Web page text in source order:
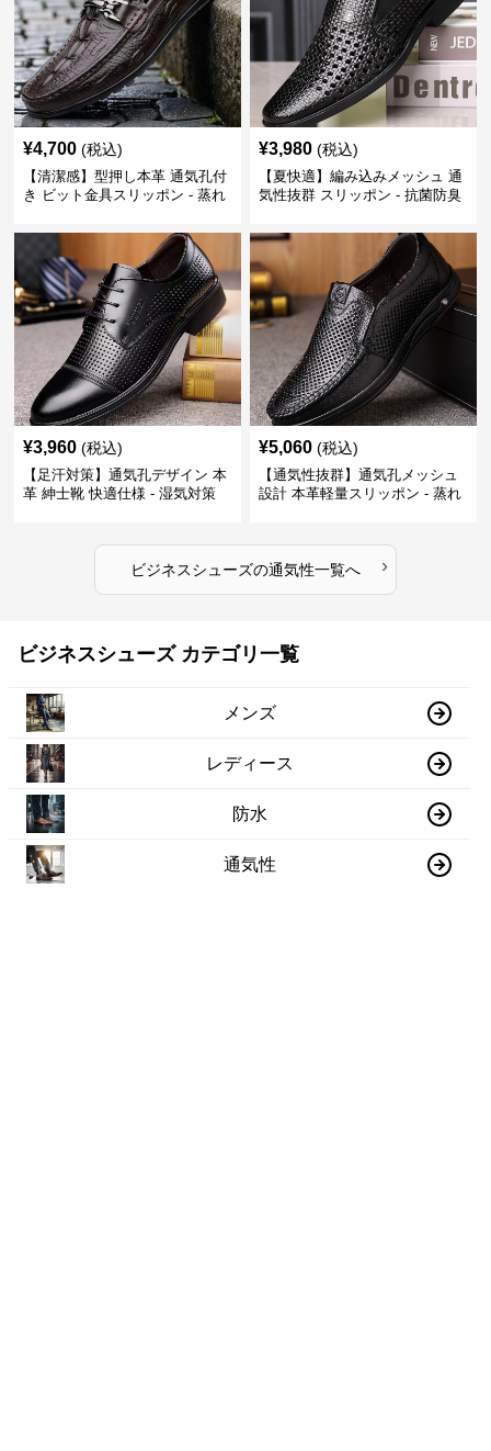
¥4,700 (税込)
【清潔感】型押し本革 通気孔付
き ビット金具スリッポン - 蒸れ
¥3,980 (税込)
【夏快適】編み込みメッシュ 通
気性抜群 スリッポン - 抗菌防臭
¥3,960 (税込)
【足汗対策】通気孔デザイン 本
革 紳士靴 快適仕様 - 湿気対策
¥5,060 (税込)
【通気性抜群】通気孔メッシュ
設計 本革軽量スリッポン - 蒸れ
ビジネスシューズの通気性一覧へ ›
ビジネスシューズ カテゴリ一覧
メンズ
レディース
防水
通気性